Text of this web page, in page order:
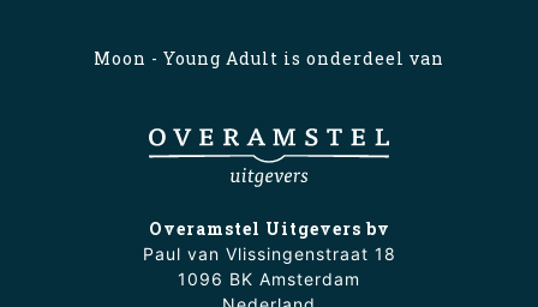
Moon - Young Adult is onderdeel van
Overamstel Uitgevers bv
Paul van Vlissingenstraat 18
1096 BK Amsterdam